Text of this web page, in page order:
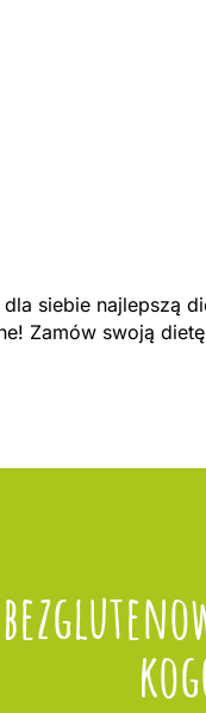
siebie najlepszą
Zamów swoją